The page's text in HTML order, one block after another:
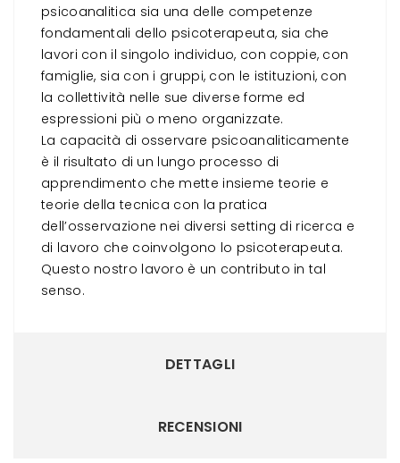
psicoanalitica sia una delle competenze
fondamentali dello psicoterapeuta, sia che
lavori con il singolo individuo, con coppie, con
famiglie, sia con i gruppi, con le istituzioni, con
la collettività nelle sue diverse forme ed
espressioni più o meno organizzate.
La capacità di osservare psicoanaliticamente
è il risultato di un lungo processo di
apprendimento che mette insieme teorie e
teorie della tecnica con la pratica
dell’osservazione nei diversi setting di ricerca e
di lavoro che coinvolgono lo psicoterapeuta.
Questo nostro lavoro è un contributo in tal
senso.
DETTAGLI
RECENSIONI